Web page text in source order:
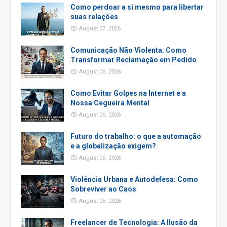
Como perdoar a si mesmo para libertar
suas relações
August 07, 2026
Comunicação Não Violenta: Como
Transformar Reclamação em Pedido
August 06, 2026
Como Evitar Golpes na Internet e a
Nossa Cegueira Mental
August 06, 2026
Futuro do trabalho: o que a automação
e a globalização exigem?
August 06, 2026
Violência Urbana e Autodefesa: Como
Sobreviver ao Caos
August 05, 2026
Freelancer de Tecnologia: A Ilusão da